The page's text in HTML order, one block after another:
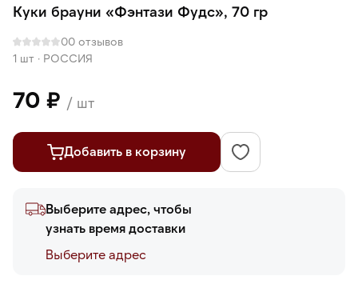
Куки брауни «Фэнтази Фудс», 70 гр
00 отзывов
1 шт · РОССИЯ
70 ₽ / шт
Добавить в корзину
Выберите адрес, чтобы
узнать время доставки
Выберите адреc